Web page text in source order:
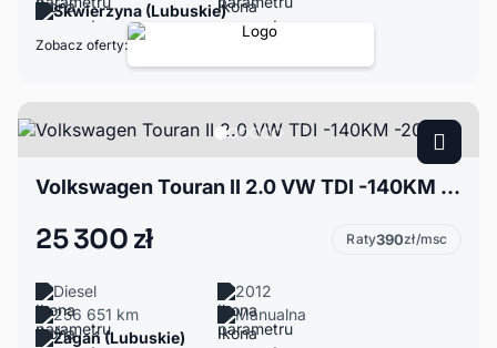
Skwierzyna (Lubuskie)
Zobacz oferty:
Volkswagen Touran II 2.0 VW TDI -140KM -2012r
25 300 zł Raty390zł/msc
Diesel
2012
256 651 km
Manualna
Żagań (Lubuskie)